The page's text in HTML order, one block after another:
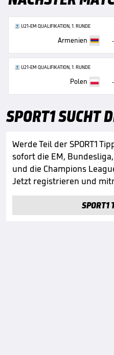
U21-EM QUALIFIKATION, 1. RUNDE
Armenien
U21-EM QUALIFIKATION, 1. RUNDE
Polen
SPORT1 SUCHT
Werde Teil der SPORT1
sofort die EM,
und die Champions
Jetzt registrieren und
SPORT1